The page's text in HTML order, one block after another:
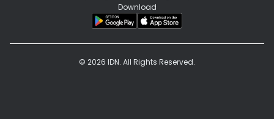
Download
© 2026 IDN. All Rights Reserved.